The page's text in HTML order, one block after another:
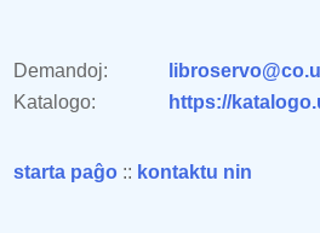
Demandoj:
Katalogo:
https://
starta paĝo :: kontaktu nin